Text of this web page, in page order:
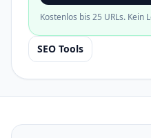
Kostenlos bis 25 URLs. Kein
SEO Tools